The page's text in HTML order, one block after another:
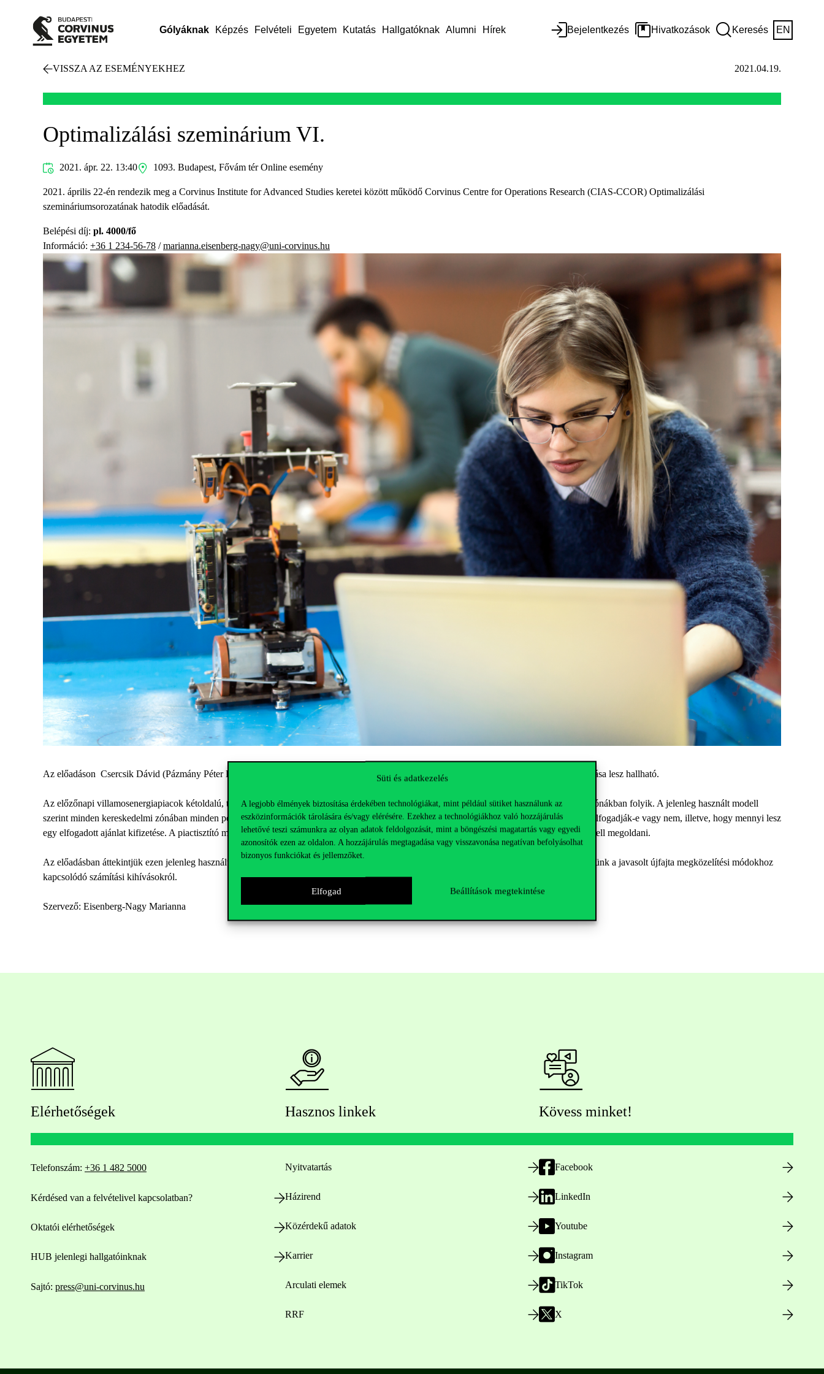
Süti és adatkezelés
A legjobb élmények biztosítása érdekében technológiákat, mint például sütiket használunk az
eszközinformációk tárolására és/vagy elérésére. Ezekhez a technológiákhoz való hozzájárulás
lehetővé teszi számunkra az olyan adatok feldolgozását, mint a böngészési magatartás vagy egyedi
azonosítók ezen az oldalon. A hozzájárulás megtagadása vagy visszavonása negatívan befolyásolhat
bizonyos funkciókat és jellemzőket.
Elfogad Beállítások megtekintése
Gólyáknak Képzés Felvételi Egyetem Kutatás Hallgatóknak Alumni Hírek Bejelentkezés Hivatkozások Keresés EN
VISSZA AZ ESEMÉNYEKHEZ 2021.04.19.
Optimalizálási szeminárium VI.
2021. ápr. 22. 13:40 1093. Budapest, Fővám tér Online esemény
2021. április 22-én rendezik meg a Corvinus Institute for Advanced Studies keretei között működő Corvinus Centre for Operations Research (CIAS-CCOR) Optimalizálási
szemináriumsorozatának hatodik előadását.
Belépési díj: pl. 4000/fő
Információ: +36 1 234-56-78 /marianna.eisenberg-nagy@uni-corvinus.hu
Az előadáson Csercsik Dávid (Pázmány Péter Katolikus Egyetem, Budapesti Műszaki és Gazdaságtudományi Egyetem) magyar nyelvű előadása lesz hallható.
Az előzőnapi villamosenergiapiacok kétoldalú, többegységes aukciókként vannak megvalósítva. Az európai gyakorlat szerint a kereskedelem zónákban folyik. A jelenleg használt modell
szerint minden kereskedelmi zónában minden periódusra kialakul egy piactisztító ár, ami alapvetően meghatározza, hogy a beadott ajánlatokat elfogadják-e vagy nem, illetve, hogy mennyi lesz
egy elfogadott ajánlat kifizetése. A piactisztító mechanizmus optimalizációs problémaként van megfogalmazva, amit szigorú időkeretek között kell megoldani.
Az előadásban áttekintjük ezen jelenleg használt modellnek a hátrányait, lehetséges újfajta piactisztító eljárásokat mutatunk be, valamint szót ejtünk a javasolt újfajta megközelítési módokhoz
kapcsolódó számítási kihívásokról.
Szervező: Eisenberg-Nagy Marianna
Elérhetőségek
Telefonszám: +36 1 482 5000
Kérdésed van a felvételivel kapcsolatban?
Oktatói elérhetőségek
HUB jelenlegi hallgatóinknak
Sajtó: press@uni-corvinus.hu
Hasznos linkek
Nyitvatartás
Házirend
Közérdekű adatok
Karrier
Arculati elemek
RRF
Kövess minket!
Facebook
LinkedIn
Youtube
Instagram
TikTok
X